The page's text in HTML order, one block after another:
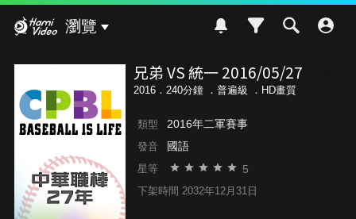
瀏覽
兄弟 VS 統一 2016/05/27
2016．240分鐘 ． 普遍級 ．HD畫質
類型 2016年二軍賽事
發音 國語
星等 5
下架時間 2032年12月31日